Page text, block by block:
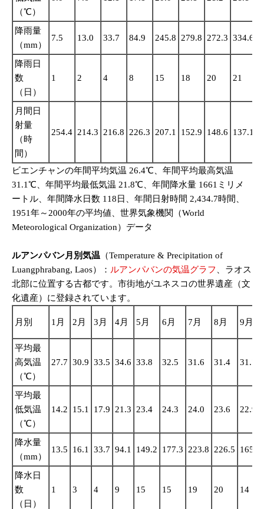
（℃）
降雨量
（mm）
7.5 13.0 33.7 84.9 245.8 279.8 272.3 334.6
降雨日
数
（日）
1 2 4 8 15 18 20 21
月間日
射量
（時
間）
254.4 214.3 216.8 226.3 207.1 152.9 148.6 137.1
ビエンチャンの年間平均気温 26.4℃、年間平均最高気温
31.1℃、年間平均最低気温 21.8℃、年間降水量 1661ミリメ
ートル、年間降水日数 118日、年間日射時間 2,434.7時間、
1951年～2000年の平均値、世界気象機関（World
Meteorological Organization）データ
ルアンパバン月別気温 （Temperature & Precipitation of
Luangphrabang, Laos）： ルアンパバンの気温グラフ
、ラオス
北部に位置する古都です。市街地がユネスコの世界遺産（文
化遺産）に登録されています。
月別 1月 2月 3月 4月 5月 6月 7月 8月 9月
平均最
高気温
（℃）
27.7 30.9 33.5 34.6 33.8 32.5 31.6 31.4 31.7
平均最
低気温
（℃）
14.2 15.1 17.9 21.3 23.4 24.3 24.0 23.6 22.9
降水量
（mm）
13.5 16.1 33.7 94.1 149.2 177.3 223.8 226.5 165.8
降水日
数
（日）
1 3 4 9 15 15 19 20 14